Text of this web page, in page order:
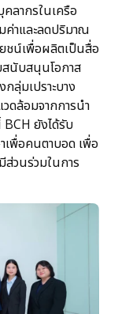
ลากรในเครือ
ค่าและลดปริมาณ
ชน์เพื่อผลิตเป็นสื่อ
สนับสนุนโอกาส
ลุ่มเปราะบาง
ดล้อมจากการนำ
BCH ยังได้รับ
พื่อคนตาบอด เพื่อ
วนร่วมในการ